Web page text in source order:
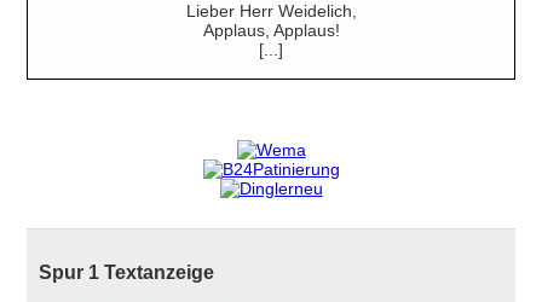
Lieber Herr Weidelich,
Applaus, Applaus!
[...]
Spur 1 Textanzeige